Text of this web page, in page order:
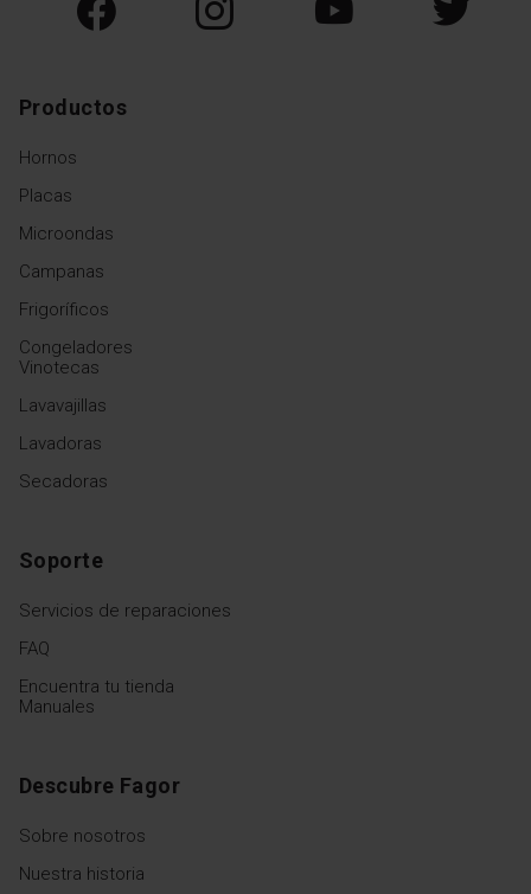
Productos
Hornos
Placas
Microondas
Campanas
Frigoríficos
Congeladores
Vinotecas
Lavavajillas
Lavadoras
Secadoras
Soporte
Servicios de reparaciones
FAQ
Encuentra tu tienda
Manuales
Descubre Fagor
Sobre nosotros
Nuestra historia